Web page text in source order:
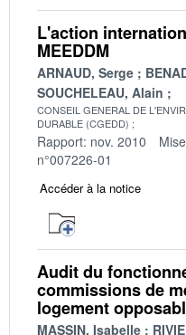
L'action
MEEDDM
ARNAUD, Serge
SOUCHELEAU, Alain
CONSEIL GENERAL DE
DURABLE (CGEDD)
Rapport: nov. 2010
n°007226-01
Accéder à la notice
Audit du
commissions de
logement
MASSIN, Isabelle